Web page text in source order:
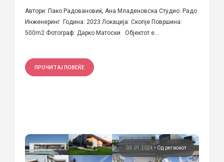
Автори: Пако Радовановиќ, Ана Младеновска Студио: Радо
Инженеринг Година: 2023 Локација: Скопје Површина:
500m2 Фотограф: Дарко Матоски Објектот е...
ПРОЧИТАЈ ПОВЕЌЕ
03.01.2024 • Од регионот